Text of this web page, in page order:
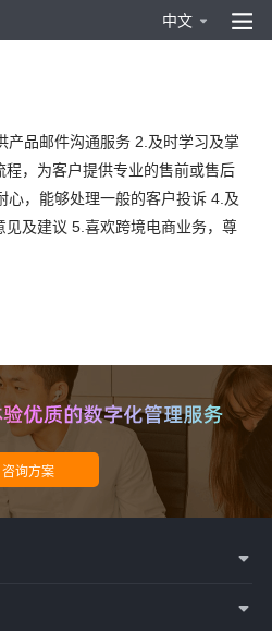
中文
产品邮件沟通服务 2.及时学习及掌
，为客户提供专业的售前或售后
心，能够处理一般的客户投诉 4.及
见及建议 5.喜欢跨境电商业务，尊